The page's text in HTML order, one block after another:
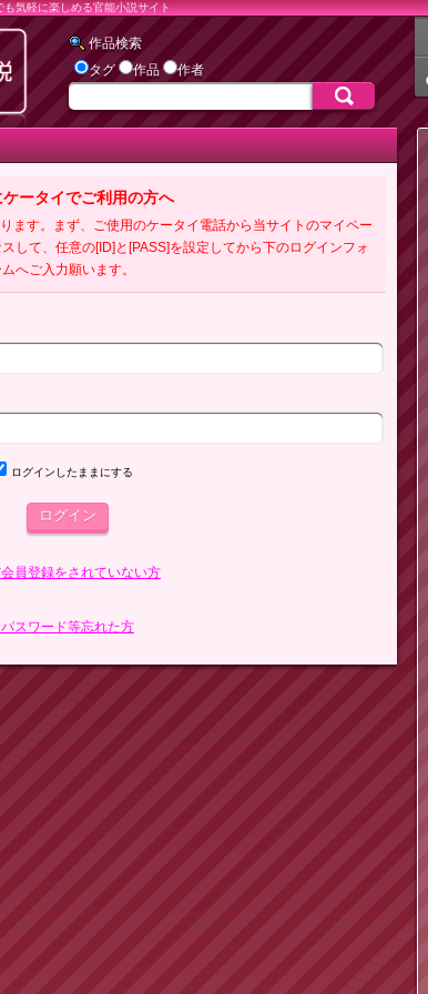
気軽に楽しめる官能小説サイト
作品検索
タグ
作品 作者
ータイでご利用の方へ
ます。まず、ご使用のケータイ電話から当サイトのマイペー
して、任意の[ID]と[PASS]を設定してから下のログインフォ
へご入力願います。
ログインしたままにする
員登録をされていない方
スワード等忘れた方